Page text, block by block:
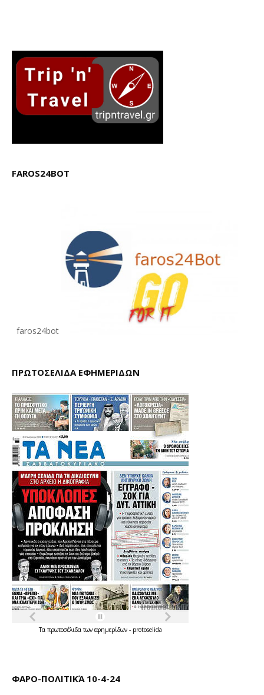
FAROS24BOT
faros24bot
ΠΡΩΤΟΣΕΛΙΔΑ ΕΦΗΜΕΡΙΔΩΝ
Τα πρωτοσέλιδατων εφημερίδων - protoselida
ΦΑΡΟ-ΠΟΛΙΤΙΚΆ 10-4-24